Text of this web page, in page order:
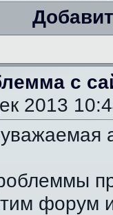
с
2013
форум